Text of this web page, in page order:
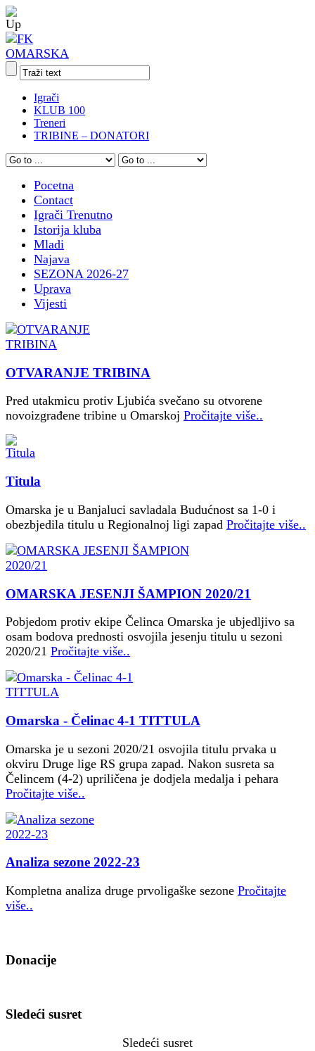
Igrači
KLUB 100
Treneri
TRIBINE – DONATORI
Pocetna
Contact
Igrači Trenutno
Istorija kluba
Mladi
Najava
SEZONA 2026-27
Uprava
Vijesti
OTVARANJE TRIBINA
Pred utakmicu protiv Ljubića svečano su otvorene
novoizgrađene tribine u Omarskoj Pročitajte više..
Titula
Omarska je u Banjaluci savladala Budućnost sa 1-0 i
obezbjedila titulu u Regionalnoj ligi zapad Pročitajte više..
OMARSKA JESENJI ŠAMPION 2020/21
Pobjedom protiv ekipe Čelinca Omarska je ubjedljivo sa
osam bodova prednosti osvojila jesenju titulu u sezoni
2020/21 Pročitajte više..
Omarska - Čelinac 4-1 TITTULA
Omarska je u sezoni 2020/21 osvojila titulu prvaka u
okviru Druge lige RS grupa zapad. Nakon susreta sa
Čelincem (4-2) upriličena je dodjela medalja i pehara
Pročitajte više..
Analiza sezone 2022-23
Kompletna analiza druge prvoligaške sezone Pročitajte
više..
Donacije
Sledeći susret
Sledeći susret